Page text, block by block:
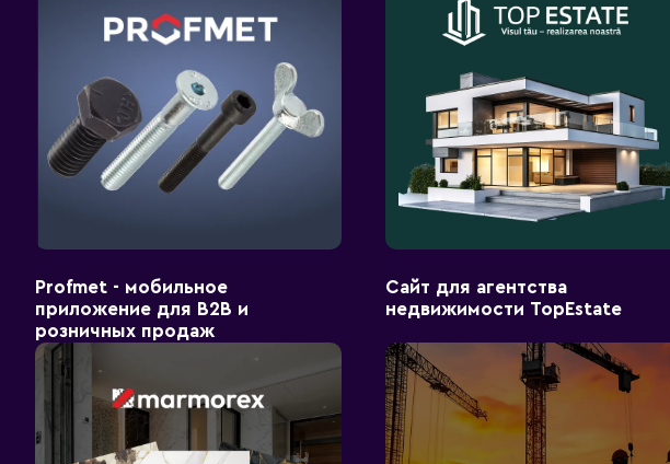
Profmet - мобильное
приложение для B2B и
розничных продаж
Сайт для агентства
недвижимости TopEstate